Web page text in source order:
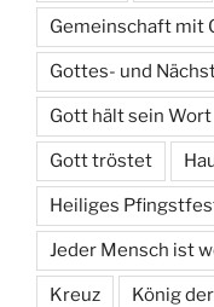
Gemeinschaft mit
Gottes- und
Gott hält sein Wort
Gott tröstet
Heiliges
Jeder Mensch ist
Kreuz König